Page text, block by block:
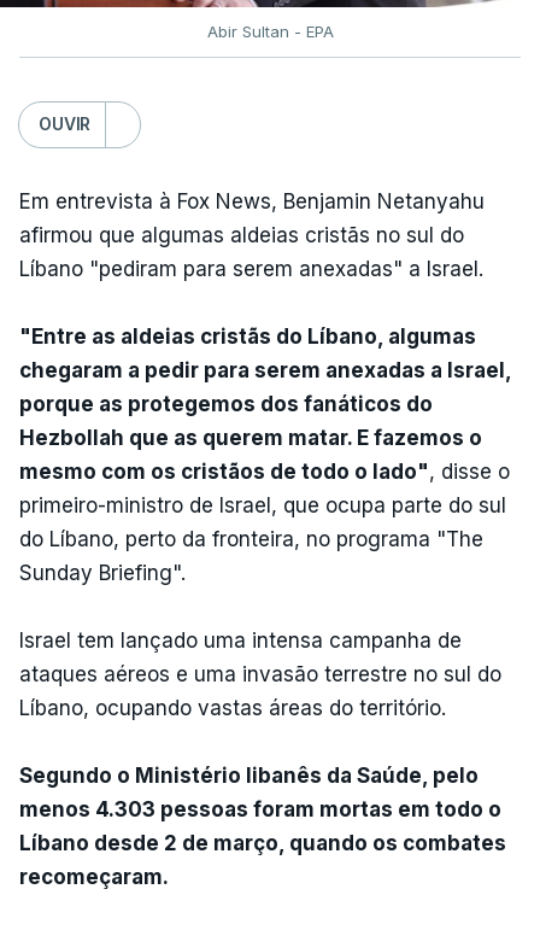
Abir Sultan - EPA
OUVIR
Em entrevista à Fox News, Benjamin Netanyahu
afirmou que algumas aldeias cristãs no sul do
Líbano "pediram para serem anexadas" a Israel.
"Entre as aldeias cristãs do Líbano, algumas
chegaram a pedir para serem anexadas a Israel,
porque as protegemos dos fanáticos do
Hezbollah que as querem matar. E fazemos o
mesmo com os cristãos de todo o lado", disse o
primeiro-ministro de Israel, que ocupa parte do sul
do Líbano, perto da fronteira, no programa "The
Sunday Briefing".
Israel tem lançado uma intensa campanha de
ataques aéreos e uma invasão terrestre no sul do
Líbano, ocupando vastas áreas do território.
Segundo o Ministério libanês da Saúde, pelo
menos 4.303 pessoas foram mortas em todo o
Líbano desde 2 de março, quando os combates
recomeçaram.